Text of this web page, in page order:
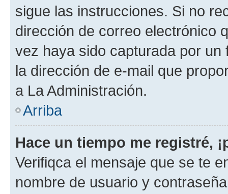
sigue las instrucciones. Si no
dirección de correo electrónico
vez haya sido capturada por
la dirección de e-mail que
a La Administración.
Arriba
Hace un tiempo me registré,
Verifiqca el mensaje que se te
nombre de usuario y